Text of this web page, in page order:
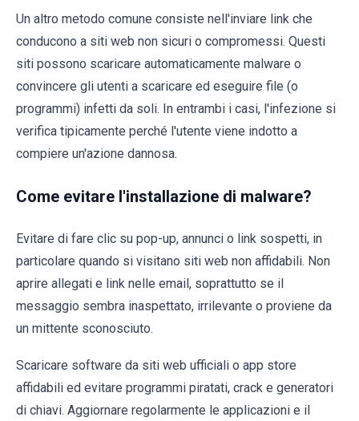
Un altro metodo comune consiste nell'inviare link che
conducono a siti web non sicuri o compromessi. Questi
siti possono scaricare automaticamente malware o
convincere gli utenti a scaricare ed eseguire file (o
programmi) infetti da soli. In entrambi i casi, l'infezione si
verifica tipicamente perché l'utente viene indotto a
compiere un'azione dannosa.
Come evitare l'installazione di malware?
Evitare di fare clic su pop-up, annunci o link sospetti, in
particolare quando si visitano siti web non affidabili. Non
aprire allegati e link nelle email, soprattutto se il
messaggio sembra inaspettato, irrilevante o proviene da
un mittente sconosciuto.
Scaricare software da siti web ufficiali o app store
affidabili ed evitare programmi piratati, crack e generatori
di chiavi. Aggiornare regolarmente le applicazioni e il